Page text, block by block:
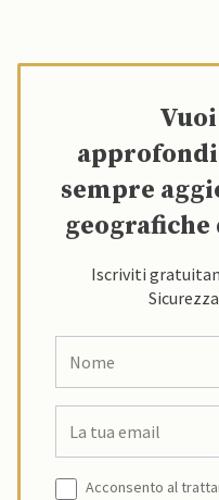
sempre
geografiche
Iscriviti
Acconsento al